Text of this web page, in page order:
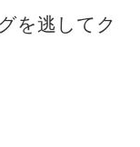
を逃してク